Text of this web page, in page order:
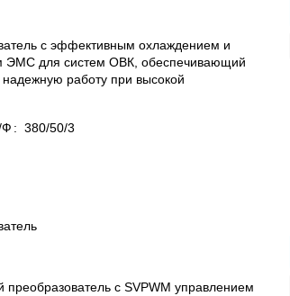
с эффективным охлаждением и
ЭМС для систем ОВК, обеспечивающий
работу при высокой
Ф : 380/50/3
преобразователь с SVPWM управлением